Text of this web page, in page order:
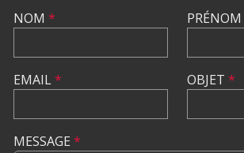
NOM *
EMAIL*
PRÉNOM
OBJET *
MESSAGE *